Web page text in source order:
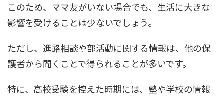
このため、ママ友がいない場合でも、生活に大きな
影響を受けることは少ないでしょう。
ただし、進路相談や部活動に関する情報は、他の保
護者から聞くことで得られることが多いです。
特に、高校受験を控えた時期には、塾や学校の情報